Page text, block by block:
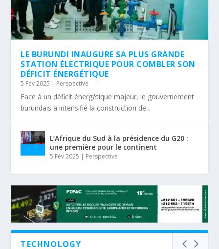
LE BURUNDI INAUGURE SA PLUS GRANDE
STATION ÉLECTRIQUE POUR COMBLER SON
DÉFICIT ÉNERGÉTIQUE
5 Fév 2025 | Perspective
Face à un déficit énergétique majeur, le gouvernement
burundais a intensifié la construction de...
L’Afrique du Sud à la présidence du G20 :
une première pour le continent
5 Fév 2025 | Perspective
TECHNOLOGY